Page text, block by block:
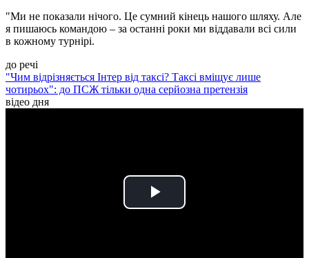
"Ми не показали нічого. Це сумний кінець нашого шляху. Але
я пишаюсь командою – за останні роки ми віддавали всі сили
в кожному турнірі.
до речі
"Чим відрізняється Інтер від таксі? Таксі вміщує лише
чотирьох": до ПСЖ тільки одна серйозна претензія
відео дня
Play